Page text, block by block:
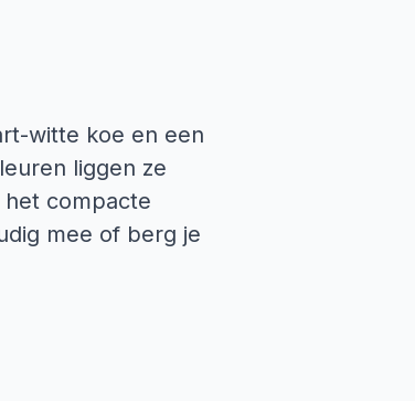
witte koe en een
liggen ze
het compacte
mee of berg je